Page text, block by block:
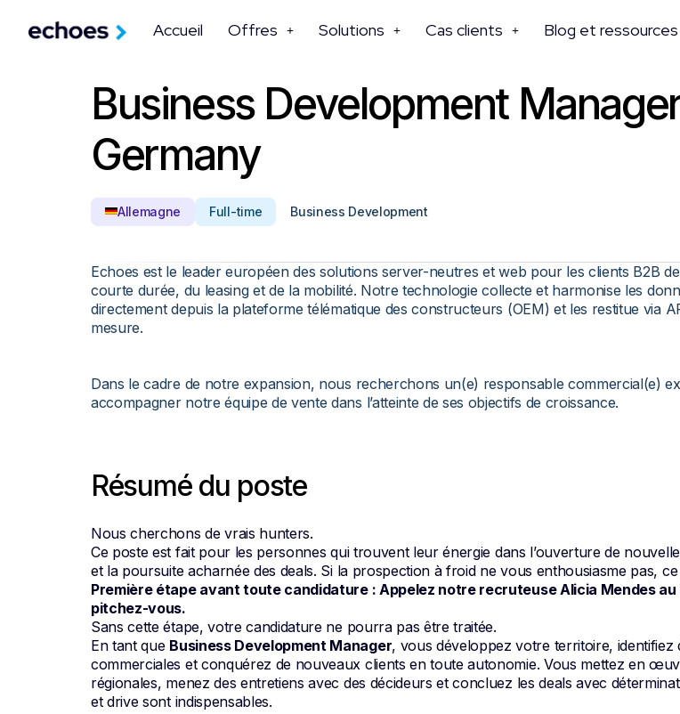
Accueil Offres Solutions Cas clients Blog et ressources
Business Development
Germany
Allemagne Full-time Business Development
Echoes est le leader européen des solutions server-neutres et web pour les clients B2B
courte durée, du leasing et de la mobilité. Notre technologie collecte et harmonise les
directement depuis la plateforme télématique des constructeurs (OEM) et les restitue via
mesure.
Dans le cadre de notre expansion, nous recherchons un(e) responsable commercial(e)
accompagner notre équipe de vente dans l’atteinte de ses objectifs de croissance.
Résumé du poste
Nous cherchons de vrais hunters.
Ce poste est fait pour les personnes qui trouvent leur énergie dans l’ouverture de
et la poursuite acharnée des deals. Si la prospection à froid ne vous enthousiasme pas,
Première étape avant toute candidature : Appelez notre recruteuse Alicia Mendes
pitchez-vous.
Sans cette étape, votre candidature ne pourra pas être traitée.
En tant que Business Development Manager, vous développez votre territoire,
commerciales et conquérez de nouveaux clients en toute autonomie. Vous mettez en
régionales, menez des entretiens avec des décideurs et concluez les deals avec
et drive sont indispensables.